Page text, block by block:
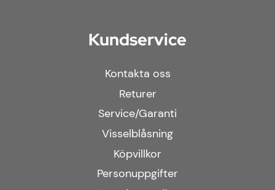
Kundservice
Kontakta oss
Returer
Service/Garanti
Visselblåsning
Köpvillkor
Personuppgifter